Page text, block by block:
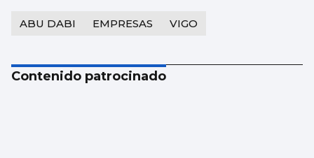
ABU DABI EMPRESAS VIGO
Contenido patrocinado